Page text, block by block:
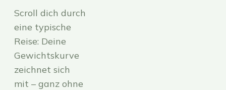
Scroll dich durch
eine typische
Reise: Deine
Gewichtskurve
zeichnet sich
mit – ganz ohne